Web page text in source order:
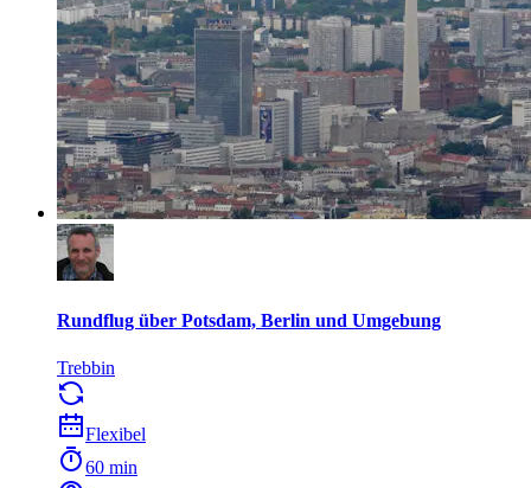
Rundflug über Potsdam, Berlin und Umgebung
Trebbin
Flexibel
60 min